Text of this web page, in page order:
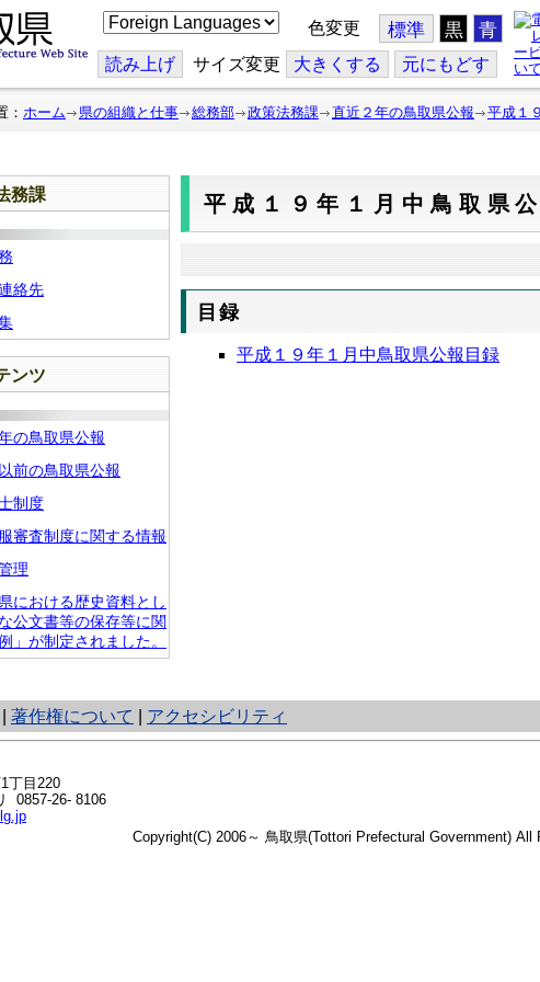
こ
の
ジ
を
翻
色変更 標準 黒 青
読み上げ サイズ変更 大きくする 元にもどす
： ホーム 県の組織と仕事 総務部 政策法務課 直近２年の鳥取県公報 平成１
務課
絡先
ンツ
の鳥取県公報
前の鳥取県公報
制度
審査制度に関する情報
理
県における歴史資料とし
公文書等の保存等に関
」が制定されました。
平成１９年１月中鳥取県
目録
平成１９年１月中鳥取県公報目録
著作権について アクセシビリティ
丁目220
0857-26- 8106
Copyright(C) 2006～ 鳥取県(Tottori Prefectural Government)